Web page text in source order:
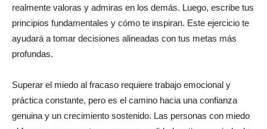
realmente valoras y admiras en los demás. Luego, escribe tus
principios fundamentales y cómo te inspiran. Este ejercicio te
ayudará a tomar decisiones alineadas con tus metas más
profundas.
Superar el miedo al fracaso requiere trabajo emocional y
práctica constante, pero es el camino hacia una confianza
genuina y un crecimiento sostenido. Las personas con miedo